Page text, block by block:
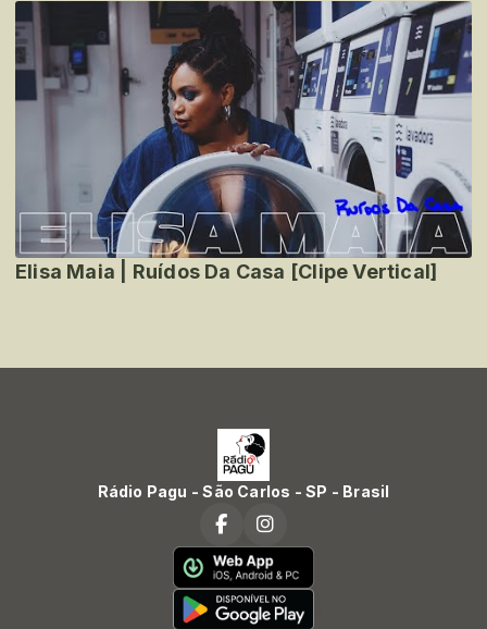
Elisa Maia | Ruídos Da Casa [Clipe Vertical]
Rádio Pagu - São Carlos - SP - Brasil